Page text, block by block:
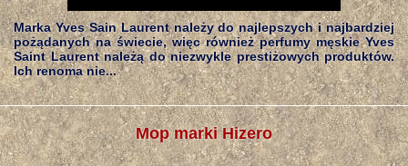
Marka Yves Sain Laurent należy do najlepszych i najbardziej
pożądanych na świecie, więc również perfumy męskie Yves
Saint Laurent należą do niezwykle prestiżowych produktów.
Ich renoma nie...
Mop marki Hizero